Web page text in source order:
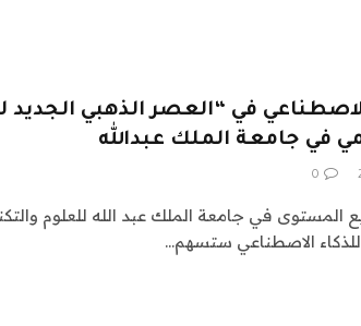
في “العصر الذهبي الجديد
في جامعة الملك عبدالله
0
المستوى في جامعة الملك عبد الله للعلوم
الاصطناعي ستسهم…